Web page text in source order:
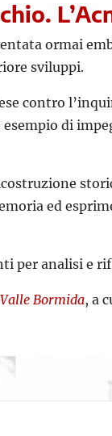
ormai
sviluppi.
contro
di
ed
per analisi e
Bormida, a